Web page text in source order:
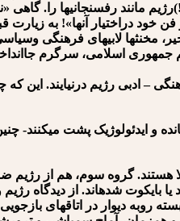
رفسنجانی⁯ها را. گاهی
دراختیار آنها»! به زیارت
مخنث⁯ها لابی⁯های فرهنگی
جمهوری اسلامی، سرگرم
رژیم درنیایند. این که چه
ایدئولوژیک پشت می⁯کنند- چنین
گروه سوم، هم از رژیم
بایکوت شده⁯اند. از دیدگاه
روبه دیوار در اتاقهای